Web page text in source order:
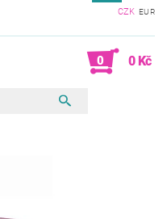
CZK EUR
0 0 Kč